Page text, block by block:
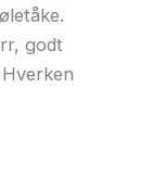
godt